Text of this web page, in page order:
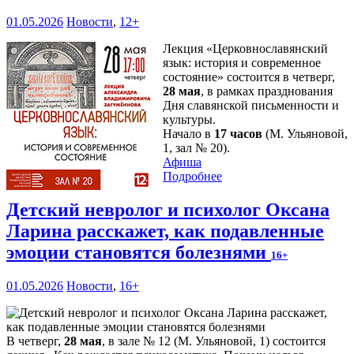
01.05.2026 Новости, 12+
Лекция «Церковнославянский
язык: история и современное
состояние» состоится в четверг,
28 мая, в рамках празднования
Дня славянской письменности и
культуры.
Начало в 17 часов (М. Ульяновой,
1, зал № 20).
Афиша
Подробнее
Детский невролог и психолог Оксана
Ларина расскажет, как подавленные
эмоции становятся болезнями 16+
01.05.2026 Новости, 16+
В четверг, 28 мая, в зале № 12 (М. Ульяновой, 1) состоится